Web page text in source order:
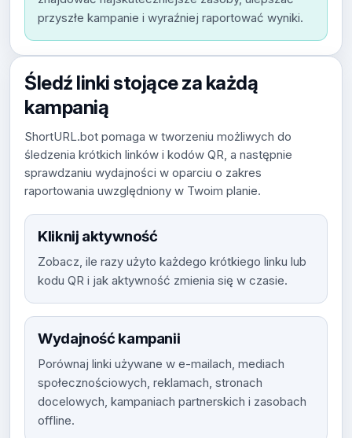
przyszłe kampanie i wyraźniej raportować wyniki.
Śledź linki stojące za każdą
kampanią
ShortURL.bot pomaga w tworzeniu możliwych do
śledzenia krótkich linków i kodów QR, a następnie
sprawdzaniu wydajności w oparciu o zakres
raportowania uwzględniony w Twoim planie.
Kliknij aktywność
Zobacz, ile razy użyto każdego krótkiego linku lub
kodu QR i jak aktywność zmienia się w czasie.
Wydajność kampanii
Porównaj linki używane w e-mailach, mediach
społecznościowych, reklamach, stronach
docelowych, kampaniach partnerskich i zasobach
offline.